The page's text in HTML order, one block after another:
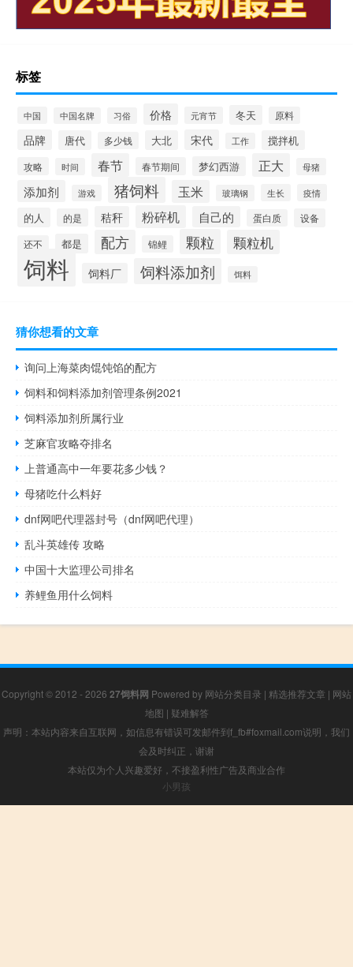
标签
中国 中国名牌 习俗 价格 元宵节 冬天 原料
品牌 唐代 多少钱 大北 宋代 工作 搅拌机
攻略 时间 春节 春节期间 梦幻西游 正大 母猪
添加剂 游戏 猪饲料 玉米 玻璃钢 生长 疫情
的人 的是 秸秆 粉碎机 自己的 蛋白质 设备
还不 都是 配方 锦鲤 颗粒 颗粒机
饲料 饲料厂 饲料添加剂 饵料
猜你想看的文章
询问上海菜肉馄饨馅的配方
饲料和饲料添加剂管理条例2021
饲料添加剂所属行业
芝麻官攻略夺排名
上普通高中一年要花多少钱？
母猪吃什么料好
dnf网吧代理器封号（dnf网吧代理）
乱斗英雄传 攻略
中国十大监理公司排名
养鲤鱼用什么饲料
Copyright © 2012 - 2026 27饲料网 Powered by 网站分类目录 | 精选推荐文章 | 网站
地图 | 疑难解答
声明：本站内容来自互联网，如信息有错误可发邮件到f_fb#foxmail.com说明，我们
会及时纠正，谢谢
本站仅为个人兴趣爱好，不接盈利性广告及商业合作
小男孩